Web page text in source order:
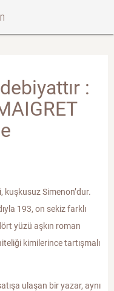
:
kuşkusuz Simenon’dur.
193, on sekiz farklı
yüzü aşkın roman
kimilerince tartışmalı
ulaşan bir yazar, aynı